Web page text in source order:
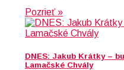
Pozrieť »
DNES: Jakub Krátky –
Lamačské Chvály